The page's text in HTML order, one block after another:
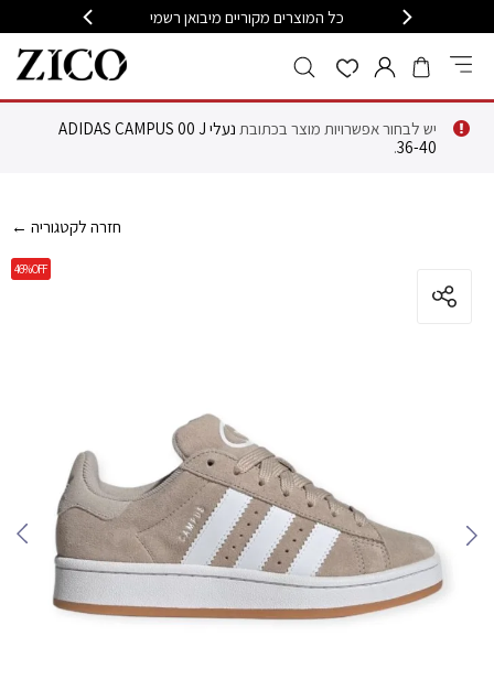
כל המוצרים מקוריים מיבואן רשמי
יש לבחור אפשרויות מוצר בכתובת
נעלי ADIDAS CAMPUS 00 J
36-40
.
← חזרה לקטגוריה
46%OFF